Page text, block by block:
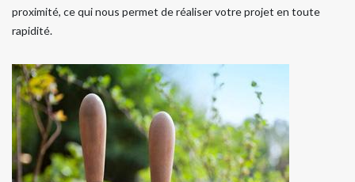
proximité, ce qui nous permet de réaliser votre projet en toute
rapidité.